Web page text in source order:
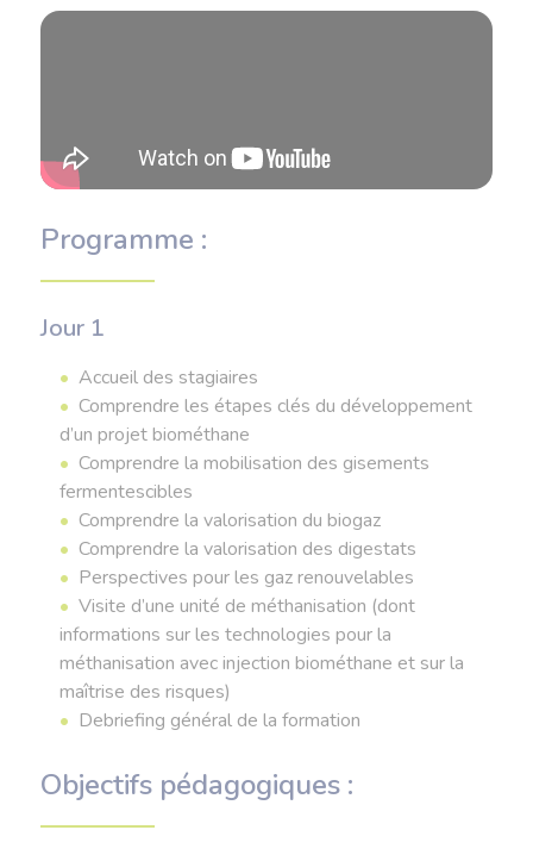
Programme :
Jour 1
Accueil des stagiaires
Comprendre les étapes clés du développement
d’un projet biométhane
Comprendre la mobilisation des gisements
fermentescibles
Comprendre la valorisation du biogaz
Comprendre la valorisation des digestats
Perspectives pour les gaz renouvelables
Visite d’une unité de méthanisation (dont
informations sur les technologies pour la
méthanisation avec injection biométhane et sur la
maîtrise des risques)
Debriefing général de la formation
Objectifs pédagogiques :